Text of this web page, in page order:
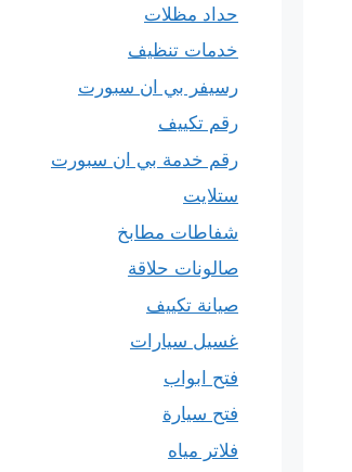
حداد مظلات
خدمات تنظيف
رسيفر بي ان سبورت
رقم تكييف
رقم خدمة بي ان سبورت
ستلايت
شفاطات مطابخ
صالونات حلاقة
صيانة تكييف
غسيل سيارات
فتح ابواب
فتح سيارة
فلاتر مياه